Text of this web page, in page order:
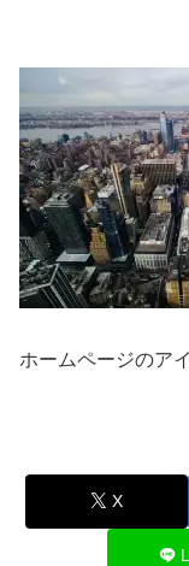
ホームページのア
X